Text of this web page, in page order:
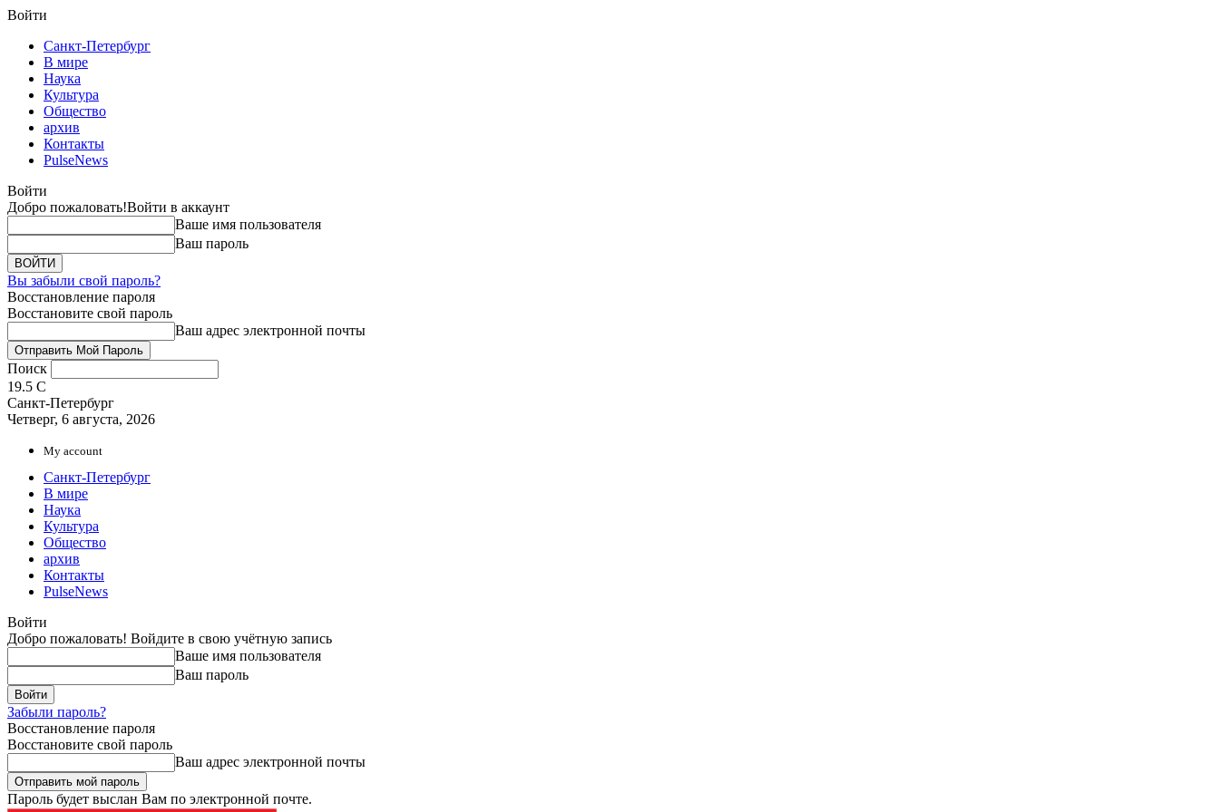
Войти
Санкт-Петербург
В мире
Наука
Культура
Общество
архив
Контакты
PulseNews
Войти
Добро пожаловать!Войти в аккаунт
Ваше имя пользователя
Ваш пароль
Вы забыли свой пароль?
Восстановление пароля
Восстановите свой пароль
Ваш адрес электронной почты
Поиск
19.5 C
Санкт-Петербург
Четверг, 6 августа, 2026
My account
Санкт-Петербург
В мире
Наука
Культура
Общество
архив
Контакты
PulseNews
Войти
Добро пожаловать! Войдите в свою учётную запись
Ваше имя пользователя
Ваш пароль
Забыли пароль?
Восстановление пароля
Восстановите свой пароль
Ваш адрес электронной почты
Пароль будет выслан Вам по электронной почте.